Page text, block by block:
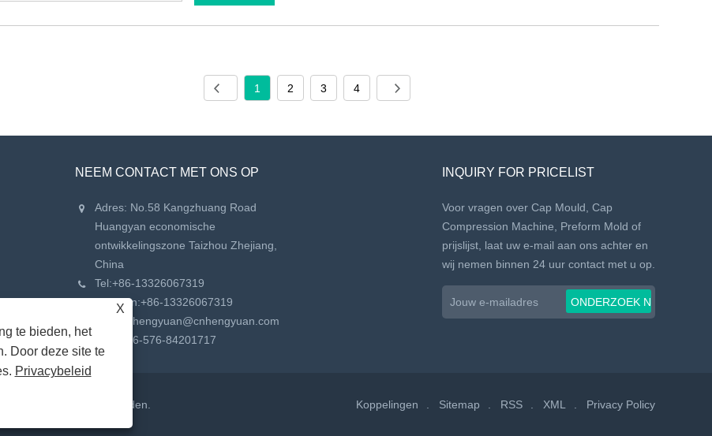
1 2 3 4
NEEM CONTACT MET ONS OP
Adres: No.58 Kangzhuang Road
Huangyan economische
ontwikkelingszone Taizhou Zhejiang,
China
Tel:+86-13326067319
Telefoon:+86-13326067319
hengyuan@cnhengyuan.com
Fax: +86-576-84201717
INQUIRY FOR PRICELIST
Voor vragen over Cap Mould, Cap
Compression Machine, Preform Mold of
prijslijst, laat uw e-mail aan ons achter en
wij nemen binnen 24 uur contact met u op.
Alle rechten voorbehouden. Koppelingen Sitemap RSS XML Privacy Policy
X
te bieden, het
Door deze site te
Privacybeleid